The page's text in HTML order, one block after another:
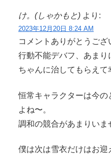
け。(しゃかもと) より:
2023年12月20日 8:24 AM
コメントありがとうござ
行動不能デバフ、あまり
ちゃんに治してもらえ
恒常キャラクターは今
よね〜。
調和の競合があまりいま
僕は次は雪衣だけはお迎